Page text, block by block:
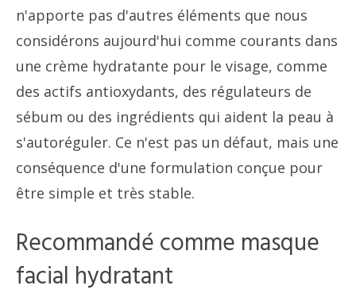
n'apporte pas d'autres éléments que nous
considérons aujourd'hui comme courants dans
une crème hydratante pour le visage, comme
des actifs antioxydants, des régulateurs de
sébum ou des ingrédients qui aident la peau à
s'autoréguler. Ce n'est pas un défaut, mais une
conséquence d'une formulation conçue pour
être simple et très stable.
Recommandé comme masque
facial hydratant